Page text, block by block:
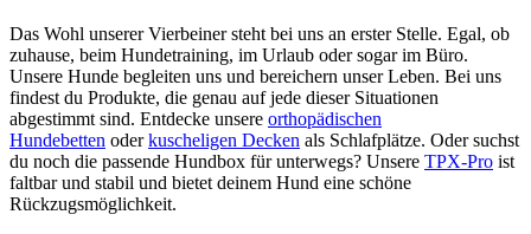
Das Wohl unserer Vierbeiner steht bei uns an erster Stelle. Egal, ob
zuhause, beim Hundetraining, im Urlaub oder sogar im Büro.
Unsere Hunde begleiten uns und bereichern unser Leben. Bei uns
findest du Produkte, die genau auf jede dieser Situationen
abgestimmt sind. Entdecke unsere orthopädischen
Hundebetten oderkuscheligen Decken als Schlafplätze. Oder suchst
du noch die passende Hundbox für unterwegs? Unsere TPX-Pro ist
faltbar und stabil und bietet deinem Hund eine schöne
Rückzugsmöglichkeit.